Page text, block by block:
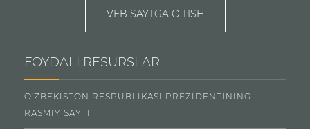
VEB SAYTGA O'TISH
FOYDALI RESURSLAR
O'ZBEKISTON RESPUBLIKASI PREZIDENTINING
RASMIY SAYTI